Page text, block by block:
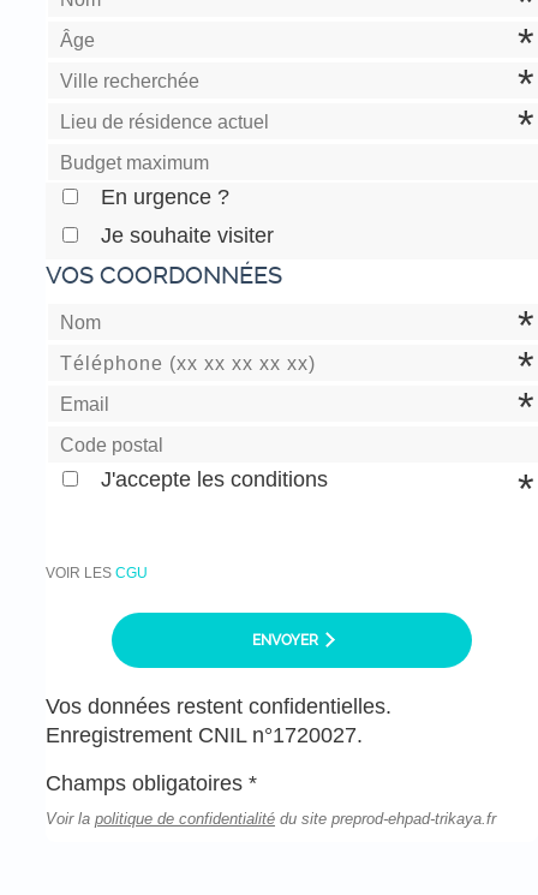
En urgence ?
Je souhaite visiter
VOS COORDONNÉES
J'accepte les conditions
VOIR LES CGU
ENVOYER
Vos données restent confidentielles.
Enregistrement CNIL n°1720027.
Champs obligatoires *
Voir la politique de confidentialité du site preprod-ehpad-trikaya.fr